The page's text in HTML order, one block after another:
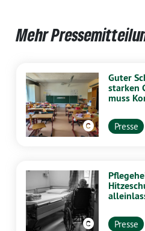
Mehr
Guter
starken
muss
Presse
Presse